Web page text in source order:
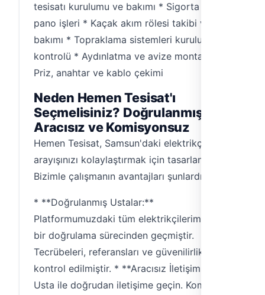
tesisatı kurulumu ve bakımı * Sigorta ve
pano işleri * Kaçak akım rölesi takibi ve
bakımı * Topraklama sistemleri kurulumu ve
kontrolü * Aydınlatma ve avize montajı *
Priz, anahtar ve kablo çekimi
Neden Hemen Tesisat'ı
Seçmelisiniz? Doğrulanmış,
Aracısız ve Komisyonsuz
Hemen Tesisat, Samsun'daki elektrikçi
arayışınızı kolaylaştırmak için tasarlandı.
Bizimle çalışmanın avantajları şunlardır:
* **Doğrulanmış Ustalar:**
Platformumuzdaki tüm elektrikçilerimiz titiz
bir doğrulama sürecinden geçmiştir.
Tecrübeleri, referansları ve güvenilirlikleri
kontrol edilmiştir. * **Aracısız İletişim:**
Usta ile doğrudan iletişime geçin. Komisyon